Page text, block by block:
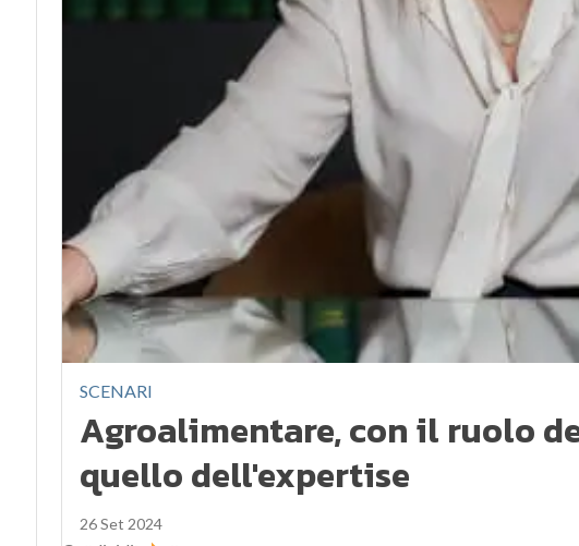
SCENARI
Agroalimentare, con il ruolo
quello dell'expertise
26 Set 2024